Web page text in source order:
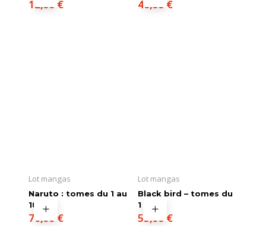
12,00 € 40,00 €
Lot mangas
Naruto : tomes du 1 au
18
70,00 €
Lot mangas
Black bird – tomes du
1 au 11
55,00 €